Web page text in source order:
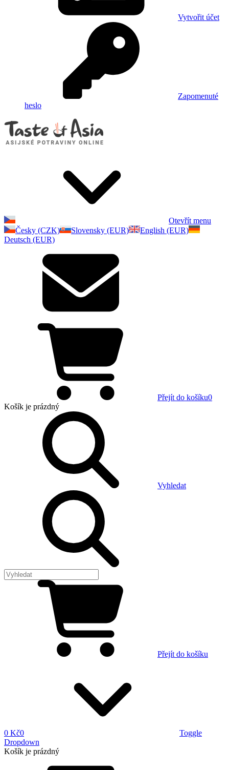
Vytvořit účet
Zapomenuté
heslo
Otevřít menu
Česky (CZK)
Slovensky (EUR)
English (EUR)
Deutsch (EUR)
Přejít do košíku0
Košík je prázdný
Vyhledat
Přejít do košíku
0 Kč0
Toggle
Dropdown
Košík je prázdný